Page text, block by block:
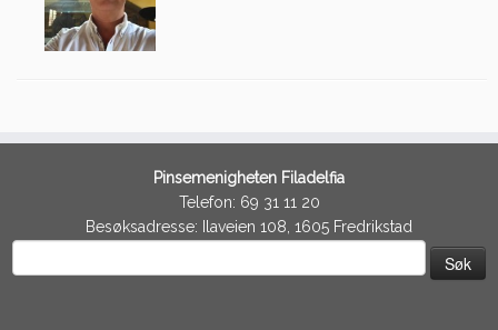
Pinsemenigheten Filadelfia
Telefon: 69 31 11 20
Besøksadresse: Ilaveien 108, 1605 Fredrikstad
etter: